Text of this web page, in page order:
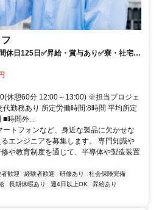
休日125日✅昇給・賞与あり✅寮・社宅制
休憩60分 12:00～13:00) ※担当プロジェ
勤務あり 所定労働時間:8時間 平均所定
■時間外...
ートフォンなど、身近な製品に欠かせな
エンジニアを募集します。 専門知識や
や教育制度を通じて、半導体や製造装置
歓迎 経験者歓迎 研修あり
社会保険完備
長期休暇あり 週4日以上OK
昇給あり